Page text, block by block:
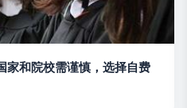
家和院校需谨慎，选择自费